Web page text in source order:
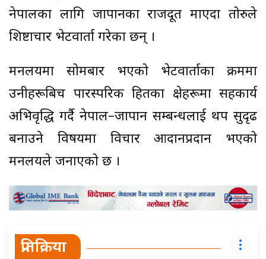
नेपालका लागि जापानका राजदूत माएदा तोरुले
शिष्टाचार भेटवार्ता गरेका छन् ।
मन्त्रालयमा सोमबार भएको भेटवार्ताका क्रममा
उनीहरूबिच पारस्परिक हितका क्षेत्रहरूमा सहकार्य
अभिवृद्धि गर्दै नेपाल–जापान सम्बन्धलाई थप सुदृढ
बनाउने विषयमा विचार आदानप्रदान भएको
मन्त्रालयले जनाएको छ ।
प्रतिक्रिया